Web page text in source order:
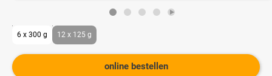
6 x 300 g 12 x 125 g
online bestellen